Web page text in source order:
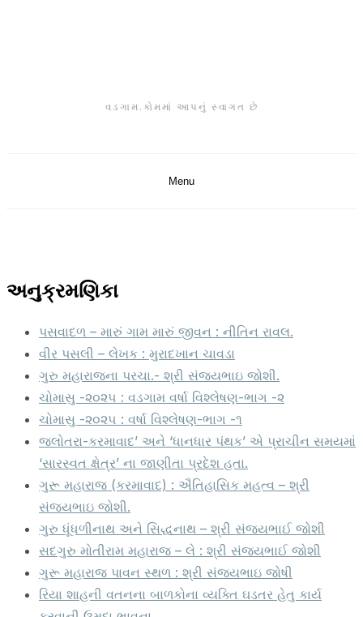
વડગામ.કોમમાં આપનું સ્વાગત છે
Menu
અનુક્રમણિકા
પસવાદળ – મારું ગામ મારું જીવન : નીતિન રાવલ.
વીર પસલી – લેખક : મુરાદખાન ચાવડા
ગુરુ મહારાજના પરચા.- શ્રી સંજયભાઇ જોશી.
ચોમાસુ -૨૦૨૫ : વડગામ વર્ષા વિશ્લેષણ-ભાગ -૨
ચોમાસુ -૨૦૨૫ : વર્ષા વિશ્લેષણ-ભાગ -૧
જલોતરા-કરમાવાદ’ અને ‘ધાનધાર પંથક’ એ પ્રાચીન સમયમાં
‘સારસ્વત ક્ષેત્ર’ ના જાણીતા પ્રદેશ હતા.
ગુરૂ મહારાજ (કરમાવાદ) : ઐતિહાસિક મહત્વ – શ્રી
સંજયભાઇ જોશી.
ગુરુ ધૂંધળીનાથ અને સિદ્ધનાથ – શ્રી સંજયભાઈ જોશી
સદગુરુ મોતીરામ મહારાજ – લે : શ્રી સંજયભાઈ જોશી
ગુરૂ મહારાજ પાવન સ્થળ : શ્રી સંજયભાઇ જોષી
રિયા શાહની વતનના બાળકોના વ્યક્તિ ઘડતર હેતુ કાર્ય